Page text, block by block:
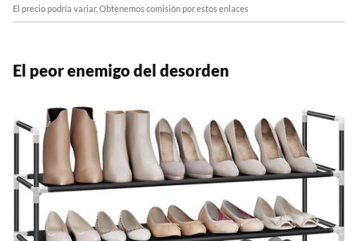
El precio podría variar. Obtenemos comisión por estos enlaces
El peor enemigo del desorden